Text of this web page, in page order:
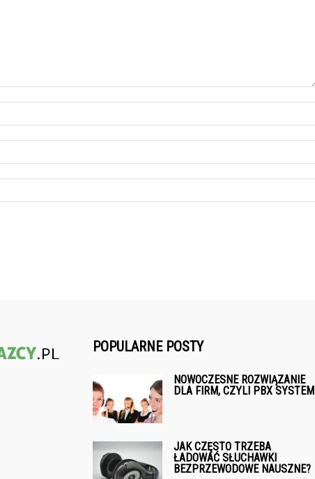
POPULARNE POSTY
NOWOCZESNE ROZWIĄZANIE
DLA FIRM, CZYLI PBX SYSTEM
JAK CZĘSTO TRZEBA
ŁADOWAĆ SŁUCHAWKI
BEZPRZEWODOWE NAUSZNE?